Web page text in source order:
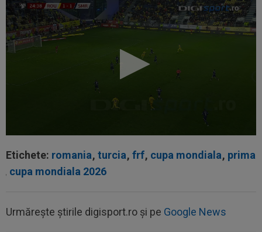
Etichete: romania, turcia, frf, cupa mondiala, prima
, cupa mondiala 2026
Urmărește știrile digisport.ro și pe Google News